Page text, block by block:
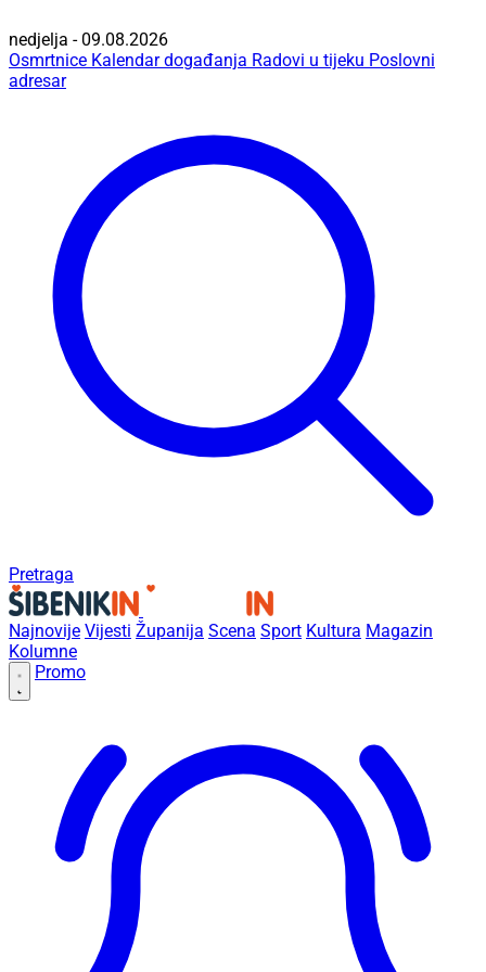
nedjelja - 09.08.2026
Osmrtnice Kalendar događanja Radovi u tijeku Poslovni
adresar
Pretraga
Najnovije Vijesti Županija Scena Sport Kultura Magazin
Kolumne
Promo